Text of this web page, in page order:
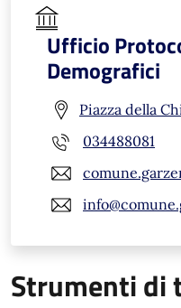
Ufficio
Demografici
Piazza della
034488081
Strumenti di